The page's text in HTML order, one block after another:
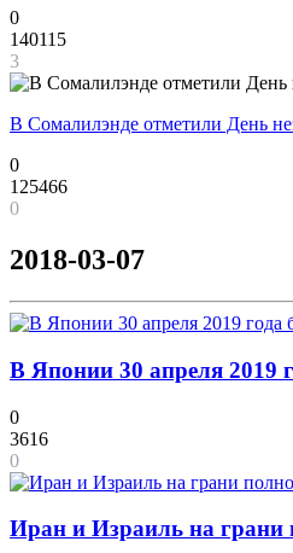
0
140115
3
В Сомалилэнде отметили День
0
125466
0
2018-03-07
В Японии 30 апреля 2019
0
3616
0
Иран и Израиль на